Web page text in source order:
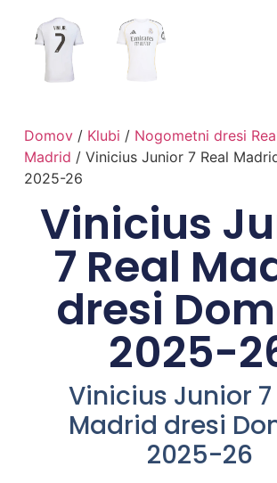
Domov/ Klubi / Nogometni dresi
Madrid / Vinicius Junior 7 Real
2025-26
Vinicius
7 Real
dresi
2025-
Vinicius Junior 7
Madrid dresi
2025-26